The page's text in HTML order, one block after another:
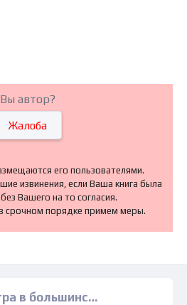
Вы автор?
Жалоба
его пользователями.
извинения, если Ваша книга была
Вашего на то согласия.
срочном порядке примем меры.
книги читать бесплатно полные версии